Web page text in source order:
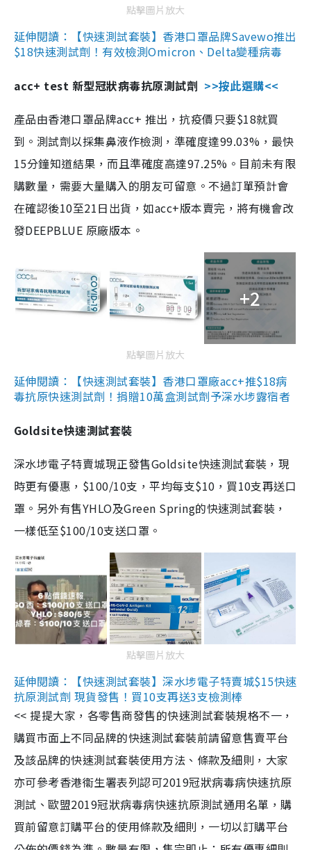
點擊圖片放大
延伸閱讀：【快速測試套裝】香港口罩品牌Savewo推出
$18快速測試劑！有效檢測Omicron、Delta變種病毒
acc+ test 新型冠狀病毒抗原測試劑 >>按此選購<<
產品由香港口罩品牌acc+ 推出，抗疫價只要$18就買
到。測試劑以採集鼻液作檢測，準確度達99.03%，最快
15分鐘知道結果，而且準確度高達97.25%。目前未有限
購數量，需要大量購入的朋友可留意。不過訂單預計會
在確認後10至21日出貨，如acc+版本賣完，將有機會改
發DEEPBLUE 原廠版本。
+2
點擊圖片放大
延伸閱讀：【快速測試套裝】香港口罩廠acc+推$18病
毒抗原快速測試劑！捐贈10萬盒測試劑予深水埗露宿者
Goldsite快速測試套裝
深水埗電子特賣城現正發售Goldsite快速測試套裝，現
時更有優惠，$100/10支，平均每支$10，買10支再送口
罩。另外有售YHLO及Green Spring的快速測試套裝，
一樣低至$100/10支送口罩。
點擊圖片放大
延伸閱讀：【快速測試套裝】深水埗電子特賣城$15快速
抗原測試劑 現貨發售！買10支再送3支檢測棒
<< 提提大家，各零售商發售的快速測試套裝規格不一，
購買市面上不同品牌的快速測試套裝前請留意售賣平台
及該品牌的快速測試套裝使用方法、條款及細則，大家
亦可參考香港衞生署表列認可2019冠狀病毒病快速抗原
測試、歐盟2019冠狀病毒病快速抗原測試通用名單，購
買前留意訂購平台的使用條款及細則，一切以訂購平台